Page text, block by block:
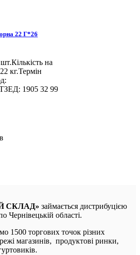
22 Г*26
на
кг.Термін
1905 32 99
СКЛАД» займається дистрибуцією
Чернівецькій області.
1500 торгових точок різних
магазинів, продуктові ринки,